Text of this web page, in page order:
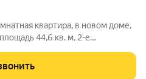
квартира, в новом доме,
44,6 кв. м, 2-е
никто не проживал и не